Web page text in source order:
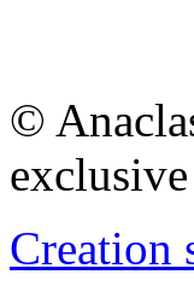
©
Creation